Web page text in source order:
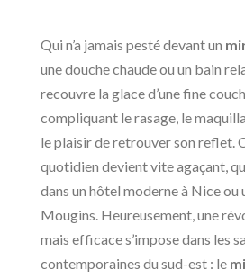
Qui n’a jamais pesté devant un
une douche chaude ou un bain
recouvre la glace d’une fine
compliquant le rasage, le
le plaisir de retrouver son reflet.
quotidien devient vite agaçant,
dans un hôtel moderne à Nice ou
Mougins. Heureusement, une
mais efficace s’impose dans les
contemporaines du sud-est : le